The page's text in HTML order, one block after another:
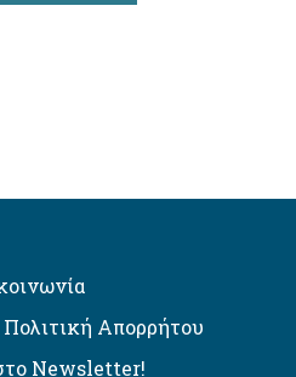
Απορρήτου
Newsletter!